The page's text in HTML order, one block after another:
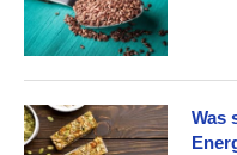
Was